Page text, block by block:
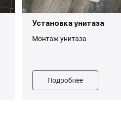
Установка унитаза
Монтаж унитаза
Подробнее